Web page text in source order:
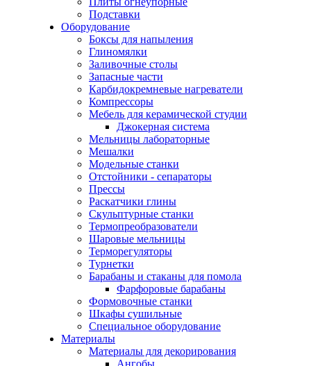
Подставки
Оборудование
Боксы для напыления
Глиномялки
Заливочные столы
Запасные части
Карбидокремневые нагреватели
Компрессоры
Мебель для керамической студии
Джокерная система
Мельницы лабораторные
Мешалки
Модельные станки
Отстойники - сепараторы
Прессы
Раскатчики глины
Скульптурные станки
Термопреобразователи
Шаровые мельницы
Терморегуляторы
Турнетки
Барабаны и стаканы для помола
Фарфоровые барабаны
Формовочные станки
Шкафы сушильные
Специальное оборудование
Материалы
Материалы для декорирования
Ангобы